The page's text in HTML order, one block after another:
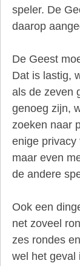
speler. De
daarop
De Geest
Dat is lastig,
als de zeven
genoeg zijn,
zoeken naar
enige privacy
maar even
de andere
Ook een
net zoveel
zes rondes
wel het geval